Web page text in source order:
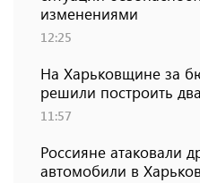
изменениями
12:25
На Харьковщине за
решили построить
11:57
Россияне атаковали
автомобили в